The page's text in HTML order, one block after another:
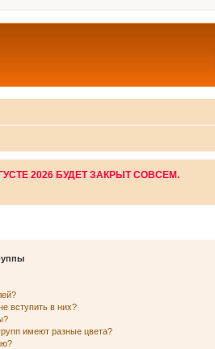
2026 БУДЕТ ЗАКРЫТ СОВСЕМ.
вступить в них?
имеют разные цвета?